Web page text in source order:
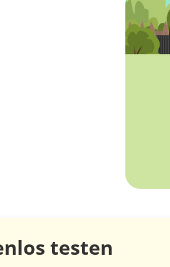
testen